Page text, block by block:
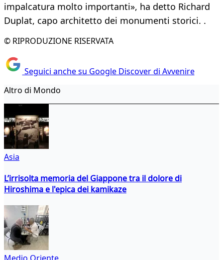
impalcatura molto importanti», ha detto Richard
Duplat, capo architetto dei monumenti storici. .
© RIPRODUZIONE RISERVATA
Seguici anche su Google Discover di Avvenire
Altro di Mondo
Asia
L’irrisolta memoria del Giappone tra il dolore di
Hiroshima e l'epica dei kamikaze